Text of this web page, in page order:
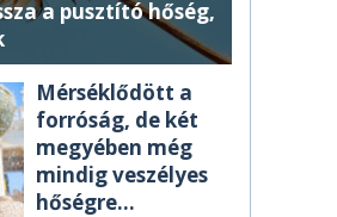
a pusztító hőség,
Mérséklődött a
forróság, de két
megyében még
mindig veszélyes
hőségre